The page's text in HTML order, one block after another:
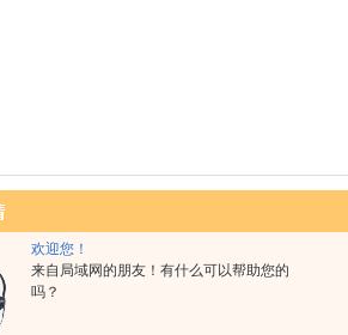
欢迎您！
来自局域网的朋友！有什么可以帮助您的
吗？
按SET键，这时红绿灯会来回的切换，直到红灯连
会交替闪烁后，两个灯会同时亮；然后将叉体移开